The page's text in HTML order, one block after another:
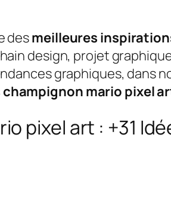
desmeilleures
design, projet
graphiques, dans
mario pixel
pixel art : +31